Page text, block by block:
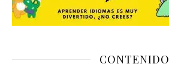
CONTENIDO